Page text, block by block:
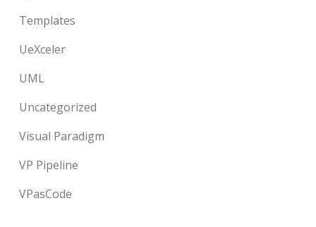
Templates
UeXceler
UML
Uncategorized
Visual Paradigm
VP Pipeline
VPasCode